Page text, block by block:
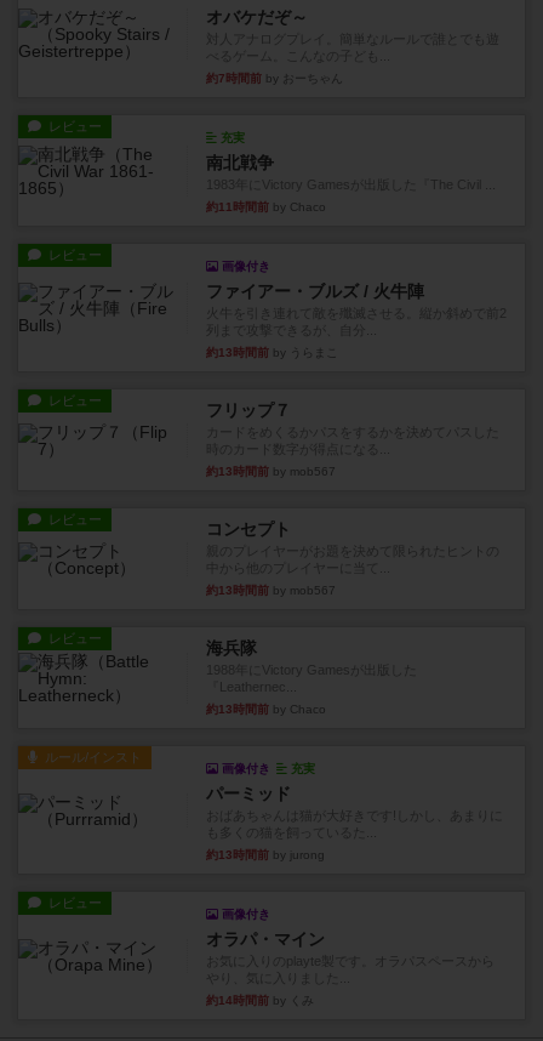
オバケだぞ～
対人アナログプレイ。簡単なルールで誰とでも遊
約7時間前 by おーちゃん
レビュー
充実
南北戦争
1983年にVictory Gamesが出版した『The Civil ...
約11時間前 by Chaco
レビュー
画像付き
ファイアー・ブルズ / 火牛陣
火牛を引き連れて敵を殲滅させる。縦か斜めで前2
列まで攻撃できるが、自分...
約13時間前 by うらまこ
レビュー フリップ７
カードをめくるかパスをするかを決めてパスした
時のカード数字が得点になる...
約13時間前 by mob567
レビュー コンセプト
親のプレイヤーがお題を決めて限られたヒントの
中から他のプレイヤーに当て...
約13時間前 by mob567
レビュー 海兵隊
1988年にVictory Gamesが出版した
『Leathernec...
約13時間前 by Chaco
ルール/インスト
画像付き 充実
パーミッド
おばあちゃんは猫が大好きです!しかし、あまりに
も多くの猫を飼っているた...
約13時間前 by jurong
レビュー
画像付き
オラパ・マイン
お気に入りのplayte製です。オラパスペースから
やり、気に入りました...
約14時間前 by くみ